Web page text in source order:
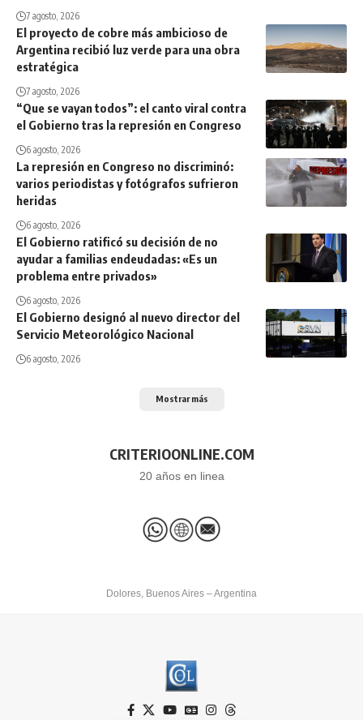
7 agosto, 2026
El proyecto de cobre más ambicioso de
Argentina recibió luz verde para una obra
estratégica
7 agosto, 2026
“Que se vayan todos”: el canto viral contra
el Gobierno tras la represión en Congreso
6 agosto, 2026
La represión en Congreso no discriminó:
varios periodistas y fotógrafos sufrieron
heridas
6 agosto, 2026
El Gobierno ratificó su decisión de no
ayudar a familias endeudadas: «Es un
problema entre privados»
6 agosto, 2026
El Gobierno designó al nuevo director del
Servicio Meteorológico Nacional
6 agosto, 2026
Mostrar más
CRITERIOONLINE.COM
20 años en linea
Dolores, Buenos Aires – Argentina